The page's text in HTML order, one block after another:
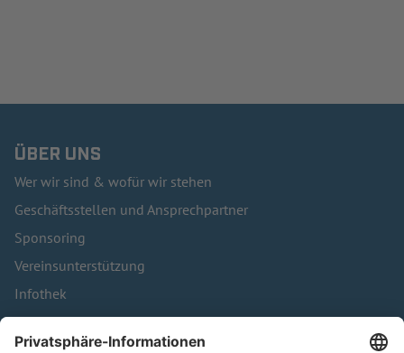
ÜBER UNS
Wer wir sind & wofür wir stehen
Geschäftsstellen und Ansprechpartner
Sponsoring
Vereinsunterstützung
Infothek
Kontakt